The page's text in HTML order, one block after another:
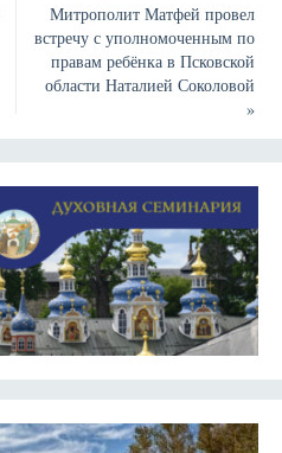
Митрополит Матфей провел
встречу с уполномоченным по
правам ребёнка в Псковской
области Наталией Соколовой
»